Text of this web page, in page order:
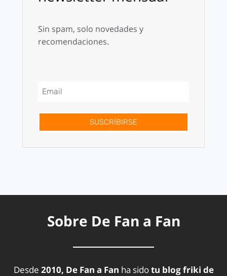
Sin spam, solo novedades y
recomendaciones.
SUSCRÍBIRSE
Sobre De Fan a Fan
Desde 2010, De Fan a Fan ha sidotu blog friki de